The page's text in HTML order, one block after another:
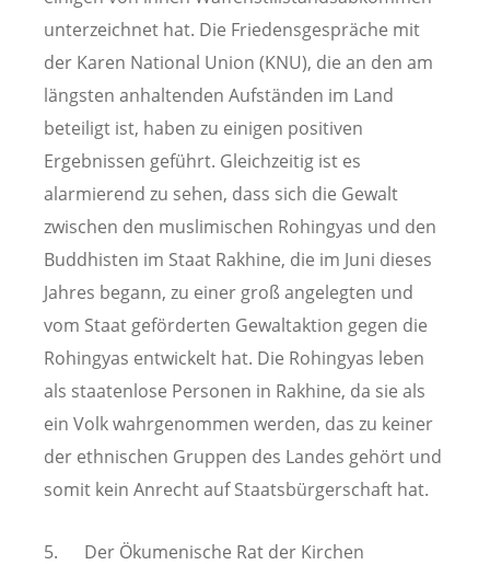
unterzeichnet hat. Die Friedensgespräche mit
der Karen National Union (KNU), die an den am
längsten anhaltenden Aufständen im Land
beteiligt ist, haben zu einigen positiven
Ergebnissen geführt. Gleichzeitig ist es
alarmierend zu sehen, dass sich die Gewalt
zwischen den muslimischen Rohingyas und den
Buddhisten im Staat Rakhine, die im Juni dieses
Jahres begann, zu einer groß angelegten und
vom Staat geförderten Gewaltaktion gegen die
Rohingyas entwickelt hat. Die Rohingyas leben
als staatenlose Personen in Rakhine, da sie als
ein Volk wahrgenommen werden, das zu keiner
der ethnischen Gruppen des Landes gehört und
somit kein Anrecht auf Staatsbürgerschaft hat.
5. Der Ökumenische Rat der Kirchen